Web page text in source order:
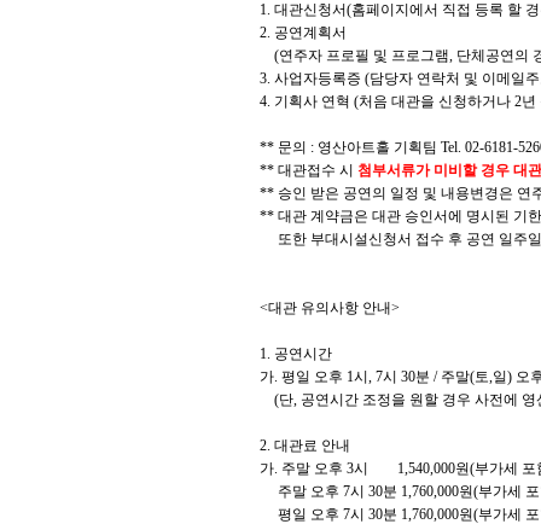
1. 대관신청서(홈페이지에서 직접 등록 할
2. 공연계획서
(연주자 프로필 및 프로그램, 단체공연의
3. 사업자등록증 (담당자 연락처 및 이메일
4. 기획사 연혁 (처음 대관을 신청하거나 2
** 문의 : 영산아트홀 기획팀 Tel. 02-6181-
** 대관접수 시 첨부서류가 미비할 경우 대
** 승인 받은 공연의 일정 및 내용변경은 연
** 대관 계약금은 대관 승인서에 명시된 기
또한 부대시설신청서 접수 후 공연 일주
<대관 유의사항 안내>
1. 공연시간
가. 평일 오후 1시, 7시 30분 / 주말(토,일) 오
(단, 공연시간 조정을 원할 경우 사전에
2. 대관료 안내
가. 주말 오후 3시 1,540,000원(부가세 포
주말 오후 7시 30분 1,760,000원(부가세
평일 오후 7시 30분 1,760,000원(부가세